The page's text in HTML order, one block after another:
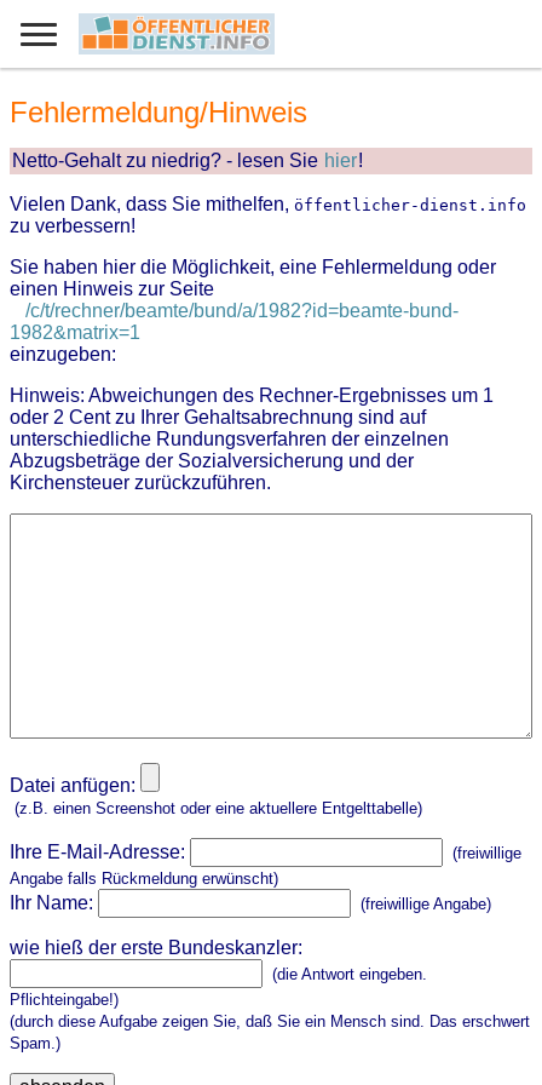
Fehlermeldung/Hinweis
Netto-Gehalt zu niedrig? - lesen Sie hier!
Vielen Dank, dass Sie mithelfen, öffentlicher-dienst.info
zu verbessern!
Sie haben hier die Möglichkeit, eine Fehlermeldung oder
einen Hinweis zur Seite
/c/t/rechner/beamte/bund/a/1982?id=beamte-bund-
1982&matrix=1
einzugeben:
Hinweis: Abweichungen des Rechner-Ergebnisses um 1
oder 2 Cent zu Ihrer Gehaltsabrechnung sind auf
unterschiedliche Rundungsverfahren der einzelnen
Abzugsbeträge der Sozialversicherung und der
Kirchensteuer zurückzuführen.
Datei anfügen:
(z.B. einen Screenshot oder eine aktuellere Entgelttabelle)
Ihre E-Mail-Adresse:
(freiwillige
Angabe falls Rückmeldung erwünscht)
Ihr Name: (freiwillige Angabe)
wie hieß der erste Bundeskanzler:
(die Antwort eingeben.
Pflichteingabe!)
(durch diese Aufgabe zeigen Sie, daß Sie ein Mensch sind. Das erschwert
Spam.)